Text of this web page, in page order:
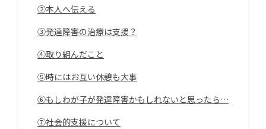
②本人へ伝える
③発達障害の治療は支援？
④取り組んだこと
⑤時にはお互い休憩も大事
⑥もしわが子が発達障害かもしれないと思ったら…
⑦社会的支援について